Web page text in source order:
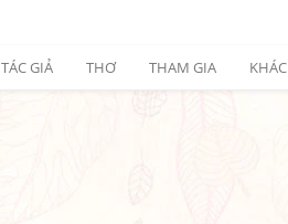
TÁC GIẢ THƠ THAM GIA KHÁC